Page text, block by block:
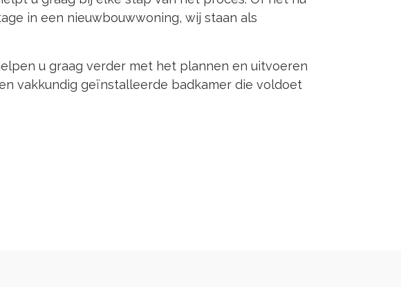
in een nieuwbouwwoning, wij staan als
u graag verder met het plannen en uitvoeren
vakkundig geïnstalleerde badkamer die voldoet